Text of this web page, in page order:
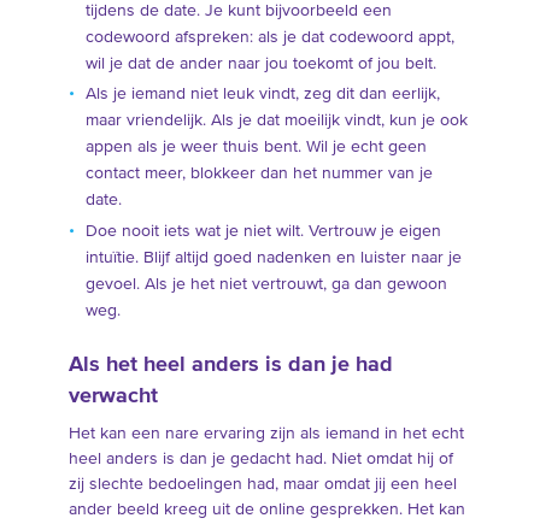
tijdens de date. Je kunt bijvoorbeeld een
codewoord afspreken: als je dat codewoord appt,
wil je dat de ander naar jou toekomt of jou belt.
Als je iemand niet leuk vindt, zeg dit dan eerlijk,
maar vriendelijk. Als je dat moeilijk vindt, kun je ook
appen als je weer thuis bent. Wil je echt geen
contact meer, blokkeer dan het nummer van je
date.
Doe nooit iets wat je niet wilt. Vertrouw je eigen
intuïtie. Blijf altijd goed nadenken en luister naar je
gevoel. Als je het niet vertrouwt, ga dan gewoon
weg.
Als het heel anders is dan je had
verwacht
Het kan een nare ervaring zijn als iemand in het echt
heel anders is dan je gedacht had. Niet omdat hij of
zij slechte bedoelingen had, maar omdat jij een heel
ander beeld kreeg uit de online gesprekken. Het kan